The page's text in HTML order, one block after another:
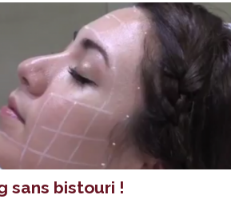
sans bistouri !